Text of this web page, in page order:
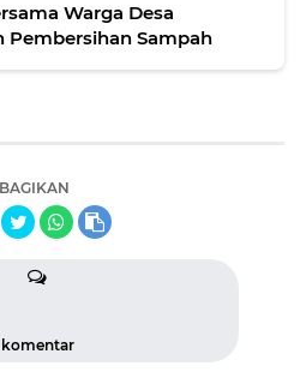
Warga Desa
Pembersihan Sampah
BAGIKAN
komentar